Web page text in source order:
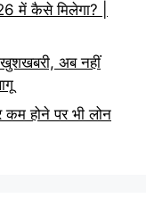
में कैसे मिलेगा? |
अब नहीं
कम होने पर भी लोन